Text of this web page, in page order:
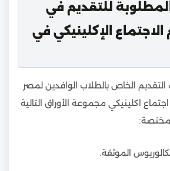
للتقديم في
الإكلينيكي في
الخاص بالطلاب الوافدين لمصر
اكلينيكي مجموعة الأوراق التالية
الموثقة.